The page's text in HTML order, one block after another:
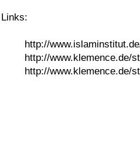
Links:
http://
http://www.klemence.de/
http://www.klemence.de/